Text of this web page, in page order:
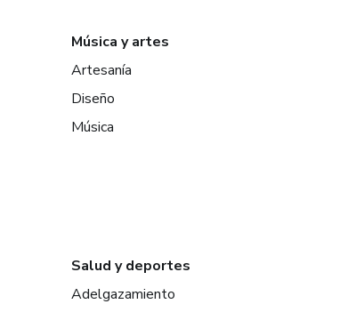
Música y artes
Artesanía
Diseño
Música
Salud y deportes
Adelgazamiento